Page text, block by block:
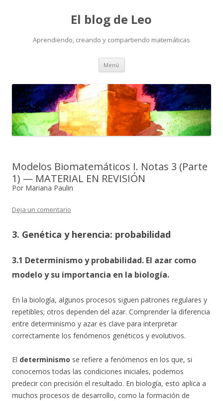
El blog de Leo
Aprendiendo, creando y compartiendo matemáticas
Menú Saltar
contenido
Modelos Biomatemáticos I. Notas 3 (Parte
1) — MATERIAL EN REVISIÓN
Por Mariana Paulin
Deja un comentario
3. Genética y herencia: probabilidad
3.1 Determinismo y probabilidad. El azar como
modelo y su importancia en la biología.
En la biología, algunos procesos siguen patrones regulares y
repetibles; otros dependen del azar. Comprender la diferencia
entre determinismo y azar es clave para interpretar
correctamente los fenómenos genéticos y evolutivos.
El determinismo se refiere a fenómenos en los que, si
conocemos todas las condiciones iniciales, podemos
predecir con precisión el resultado. En biología, esto aplica a
muchos procesos de desarrollo, como la formación de